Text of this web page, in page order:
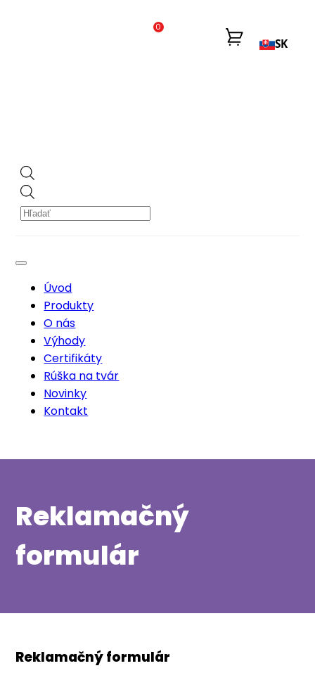
search
0
SK
Úvod
Produkty
O nás
Výhody
Certifikáty
Rúška na tvár
Novinky
Kontakt
Reklamačný
formulár
Reklamačný formulár